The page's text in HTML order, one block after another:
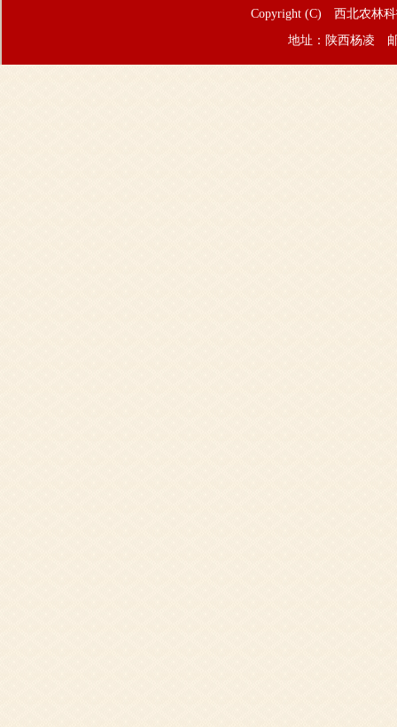
Copyright (C) 西北农林
地址：陕西杨凌